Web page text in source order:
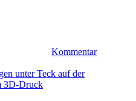
Kommentar